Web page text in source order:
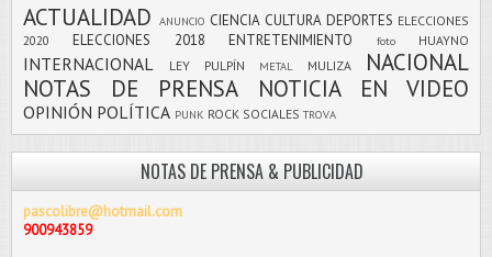
ACTUALIDAD ANUNCIO CIENCIA CULTURA DEPORTES ELECCIONES
2020
ELECCIONES 2018 ENTRETENIMIENTO foto HUAYNO
INTERNACIONAL LEY PULPÍN METAL MULIZA
NACIONAL
NOTAS DE PRENSA
NOTICIA EN VIDEO
OPINIÓN POLÍTICA PUNK ROCK SOCIALES TROVA
NOTAS DE PRENSA & PUBLICIDAD
pascolibre@hotmail.com
900943859